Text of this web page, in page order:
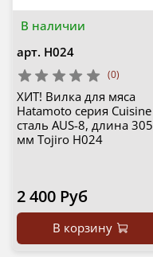
В наличии
арт. H024
(0)
ХИТ! Вилка для мяса
Hatamoto серия Cuisine
сталь AUS-8, длина 305
мм Tojiro H024
2 400 Руб
В корзину